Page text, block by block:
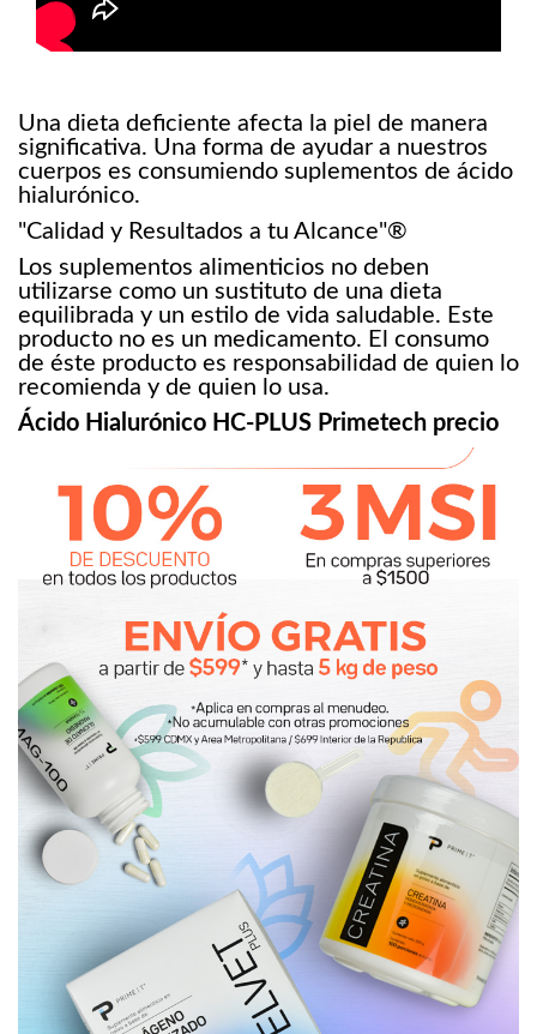
Una dieta deficiente afecta la piel de manera
significativa. Una forma de ayudar a nuestros
cuerpos es consumiendo suplementos de ácido
hialurónico.
"Calidad y Resultados a tu Alcance"®
Los suplementos alimenticios no deben
utilizarse como un sustituto de una dieta
equilibrada y un estilo de vida saludable. Este
producto no es un medicamento. El consumo
de éste producto es responsabilidad de quien lo
recomienda y de quien lo usa.
Ácido Hialurónico HC-PLUS Primetech precio